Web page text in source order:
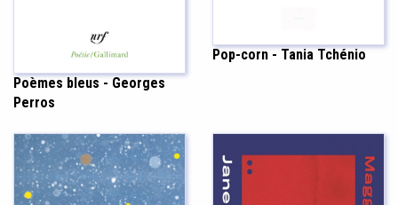
Poèmes bleus - Georges
Perros
Pop-corn - Tania Tchénio